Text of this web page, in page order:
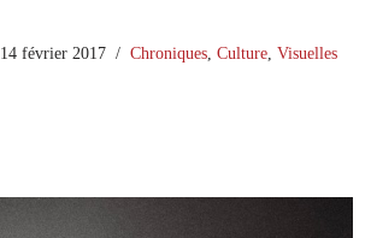
14 février 2017 Chroniques Culture Visuelles